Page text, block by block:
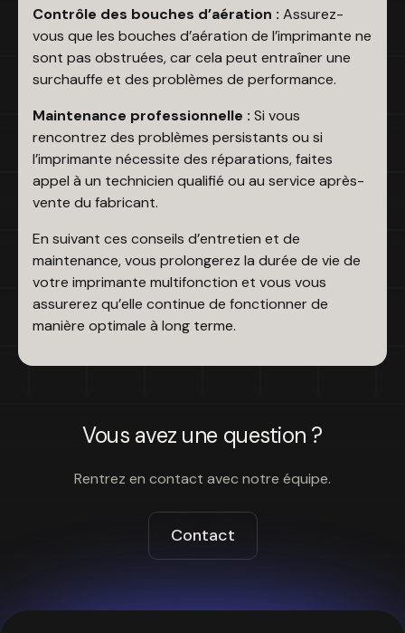
Contrôle des bouches d’aération : Assurez-
vous que les bouches d’aération de l’imprimante ne
sont pas obstruées, car cela peut entraîner une
surchauffe et des problèmes de performance.
Maintenance professionnelle : Si vous
rencontrez des problèmes persistants ou si
l’imprimante nécessite des réparations, faites
appel à un technicien qualifié ou au service après-
vente du fabricant.
En suivant ces conseils d’entretien et de
maintenance, vous prolongerez la durée de vie de
votre imprimante multifonction et vous vous
assurerez qu’elle continue de fonctionner de
manière optimale à long terme.
Vous avez une question ?
Rentrez en contact avec notre équipe.
Contact